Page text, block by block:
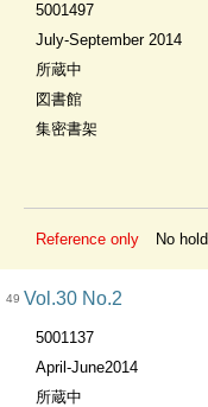
5001497
July-September 2014
所蔵中
図書館
集密書架
Reference only No hold
49 Vol.30 No.2
5001137
April-June2014
所蔵中